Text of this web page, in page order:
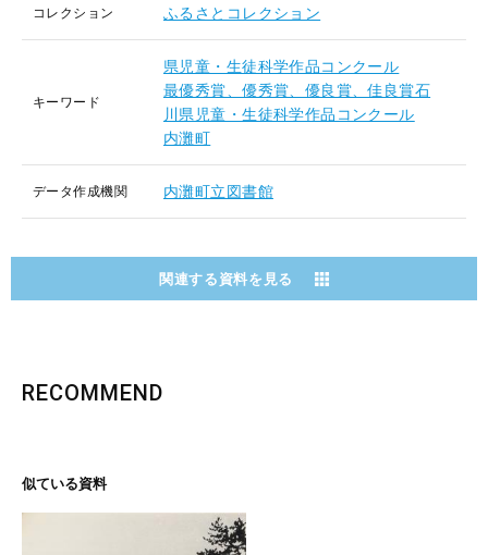
コレクション ふるさとコレクション
キーワード
県児童・生徒科学作品コンクール
最優秀賞、優秀賞、優良賞、佳良賞石
川県児童・生徒科学作品コンクール
内灘町
データ作成機関 内灘町立図書館
関連する資料を見る
RECOMMEND
似ている資料